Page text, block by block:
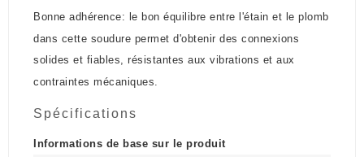
Bonne adhérence: le bon équilibre entre l'étain et le plomb
dans cette soudure permet d'obtenir des connexions
solides et fiables, résistantes aux vibrations et aux
contraintes mécaniques.
Spécifications
Informations de base sur le produit